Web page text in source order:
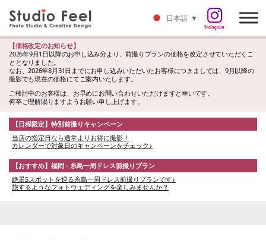
【価格改定のお知らせ】
2026年9月1日以降のお申し込み分より、前撮りプランの価格を改定させていただくこ
ととなりました。
なお、2026年8月31日までにお申し込みいただいたお客様につきましては、9月以降の
撮影でも現在の価格にてご案内いたします。
ご検討中のお客様は、お早めにお問い合わせいただけますと幸いです。
何卒ご理解賜りますようお願い申し上げます。
【日程限定】特別前撮りキャンペーン
当店の指定日なら通常よりお得に撮影！
カレンダーで対象日のキャンペーンをチェック♪
【おすすめ】福岡 - 糸島一周ドレス前撮りプラン
絶景5スポットを巡る糸島一周ドレス前撮りプランです♪
旅するようなフォトウェディングを楽しみませんか？
日本語 ▼